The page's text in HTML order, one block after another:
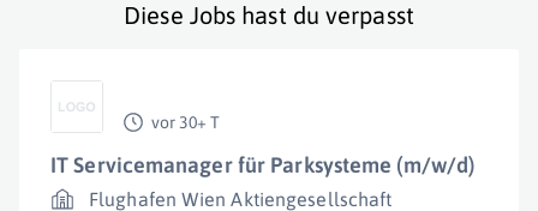
Diese Jobs hast du verpasst
vor 30+ T
IT Servicemanager für Parksysteme (m/w/d)
Flughafen Wien Aktiengesellschaft